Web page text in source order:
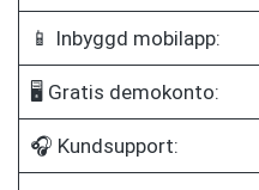
📱 Inbyggd mobilapp:
🖥️ Gratis demokonto:
🎧 Kundsupport: